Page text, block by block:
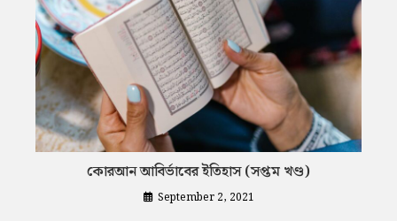
কোরআন আবির্ভাবের ইতিহাস (সপ্তম খণ্ড)
September 2, 2021